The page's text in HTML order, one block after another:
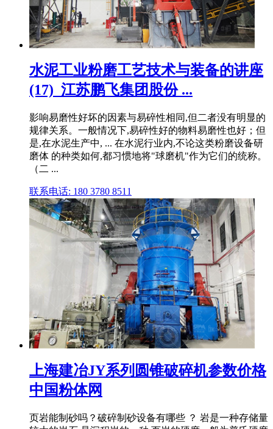
水泥工业粉磨工艺技术与装备的讲座
(17)_江苏鹏飞集团股份 ...
影响易磨性好坏的因素与易碎性相同,但二者没有明显的
规律关系。一般情况下,易碎性好的物料易磨性也好；但
是,在水泥生产中, ... 在水泥行业内,不论这类粉磨设备研
磨体 的种类如何,都习惯地将"球磨机"作为它们的统称。
（二 ...
联系电话: 180 3780 8511
上海建冶JY系列圆锥破碎机参数价格
中国粉体网
页岩能制砂吗？破碎制砂设备有哪些 ？ 岩是一种存储量